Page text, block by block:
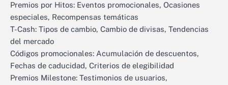
Premios por Hitos: Eventos promocionales, Ocasiones
especiales, Recompensas temáticas
T-Cash: Tipos de cambio, Cambio de divisas, Tendencias
del mercado
Códigos promocionales: Acumulación de descuentos,
Fechas de caducidad, Criterios de elegibilidad
Premios Milestone: Testimonios de usuarios,